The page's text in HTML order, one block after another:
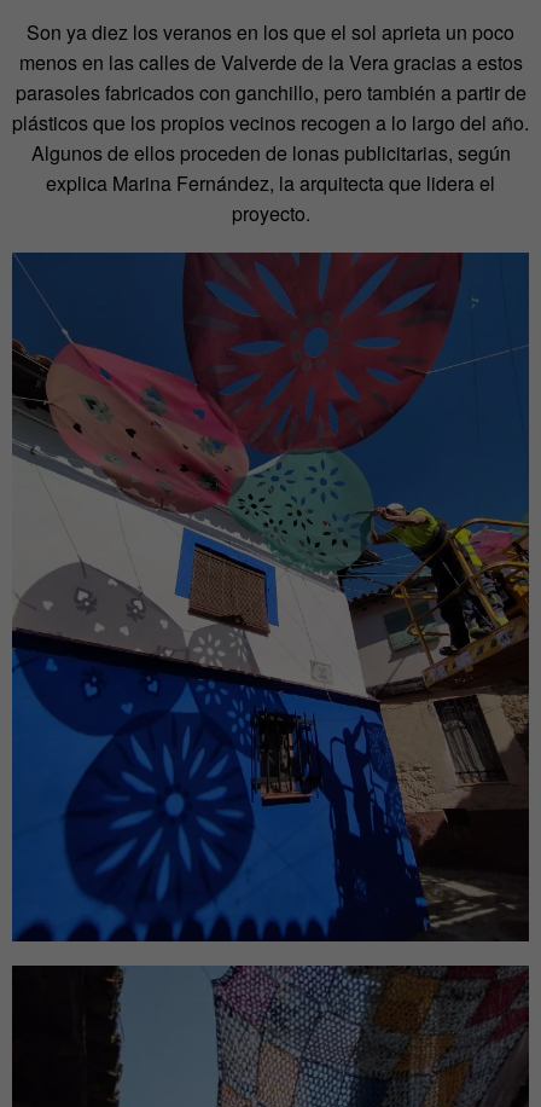
Son ya diez los veranos en los que el sol aprieta un poco
menos en las calles de Valverde de la Vera gracias a estos
parasoles fabricados con ganchillo, pero también a partir de
plásticos que los propios vecinos recogen a lo largo del año.
Algunos de ellos proceden de lonas publicitarias, según
explica Marina Fernández, la arquitecta que lidera el
proyecto.